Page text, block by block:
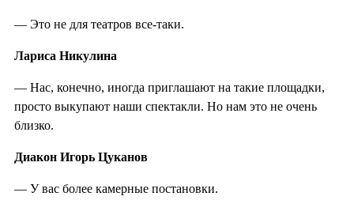
— Это не для театров все-таки.
Лариса Никулина
— Нас, конечно, иногда приглашают на такие площадки,
просто выкупают наши спектакли. Но нам это не очень
близко.
Диакон Игорь Цуканов
— У вас более камерные постановки.